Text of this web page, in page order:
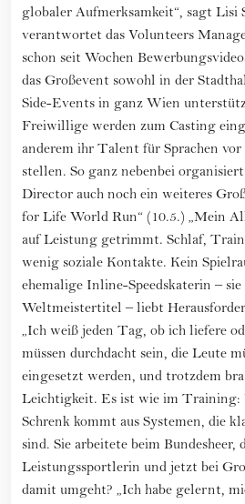
globaler Aufmerksamkeit“, sagt Lisi
verantwortet das Volunteers
schon seit Wochen
das Großevent sowohl in der
Side-Events in ganz Wien
Freiwillige werden zum Casting
anderem ihr Talent für Sprachen
stellen. So ganz nebenbei
Director auch noch ein weiteres
for Life World Run“ (10.5.) „Mein
auf Leistung getrimmt. Schlaf,
wenig soziale Kontakte. Kein
ehemalige Inline-Speedskaterin –
Weltmeistertitel – liebt
„Ich weiß jeden Tag, ob ich liefere
müssen durchdacht sein, die Leute
eingesetzt werden, und trotzdem
Leichtigkeit. Es ist wie im Training:
Schrenk kommt aus Systemen, die
sind. Sie arbeitete beim Bundesheer,
Leistungssportlerin und jetzt bei
damit umgeht? „Ich habe gelernt,